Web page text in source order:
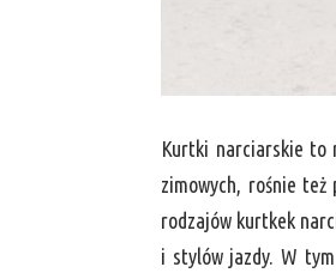
Kurtki narciarskie to
zimowych, rośnie
rodzajów kurtkek
i stylów jazdy. W